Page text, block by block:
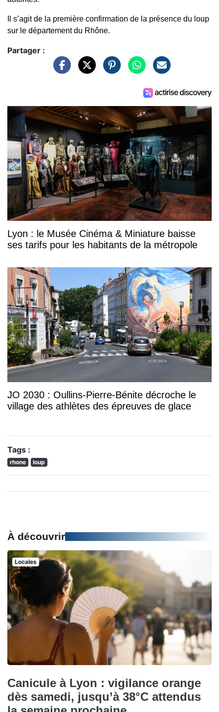
Il s’agit de la première confirmation de la présence du loup
sur le département du Rhône.
Partager :
Lyon : le Musée Cinéma & Miniature baisse
ses tarifs pour les habitants de la métropole
JO 2030 : Oullins-Pierre-Bénite décroche le
village des athlètes des épreuves de glace
Tags :
rhone loup
À découvrir
Locales
Canicule à Lyon : vigilance orange
dès samedi, jusqu’à 38°C attendus